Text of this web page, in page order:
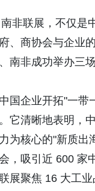
联展，不仅是
、商协会与企业
非成功举办三
企业开拓"一带
它清晰地表明，
为核心的"新质出
吸引近 600 家
展聚焦 16 大工